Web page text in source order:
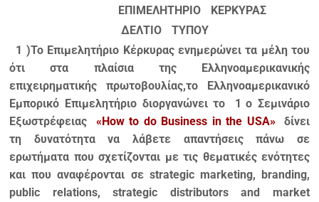
ΕΠΙΜΕΛΗΤΗΡΙΟ
ΚΕΡΚΥΡΑΣ
ΔΕΛΤΙΟ
ΤΥΠΟΥ
1 )Το Επιμελητήριο Κέρκυρας ενημερώνει τα μέλη του
ότι στα πλαίσια της Ελληνοαμερικανικής
επιχειρηματικής πρωτοβουλίας,το Ελληνοαμερικανικό
Εμπορικό Επιμελητήριο διοργανώνει το
1 ο Σεμινάριο
Εξωστρέφειας
«How to do Business in the USA»
δίνει
τη δυνατότητα να λάβετε απαντήσεις πάνω σε
ερωτήματα που σχετίζονται με τις θεματικές ενότητες
και που αναφέρονται σε strategic marketing, branding,
public relations, strategic distributors and market